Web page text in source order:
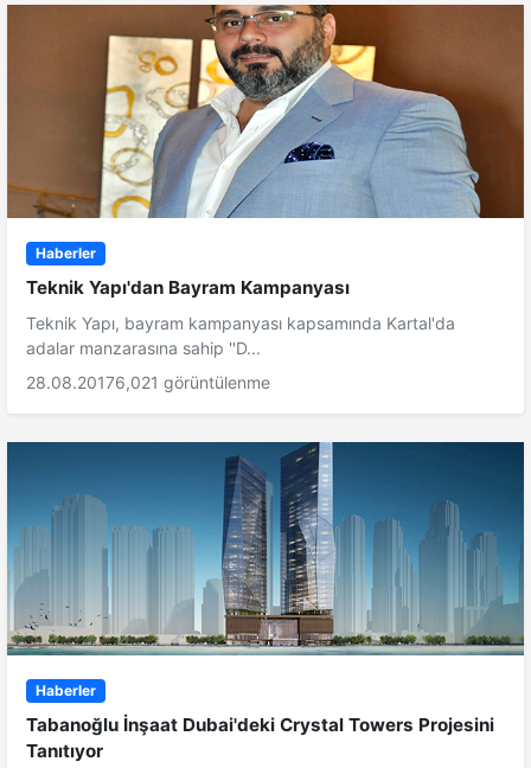
Haberler
Teknik Yapı'dan Bayram Kampanyası
Teknik Yapı, bayram kampanyası kapsamında Kartal'da
adalar manzarasına sahip ''D...
28.08.20176,021 görüntülenme
Haberler
Tabanoğlu İnşaat Dubai'deki Crystal Towers Projesini
Tanıtıyor